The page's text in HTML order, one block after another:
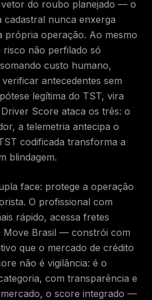
do roubo planejado — o
cadastral nunca enxerga
própria operação. Ao mesmo
não perfilado só
custo humano,
antecedentes sem
legítima do TST, vira
Score ataca os três: o
a telemetria antecipa o
codificada transforma a
blindagem.
face: protege a operação
O profissional com
rápido, acessa fretes
Brasil — constrói com
que o mercado de crédito
não é vigilância: é o
com transparência e
o score integrado —